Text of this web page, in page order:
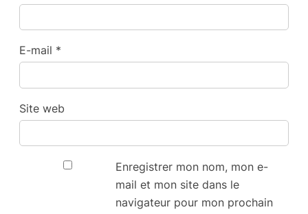
E-mail *
Site web
Enregistrer mon nom, mon e-
mail et mon site dans le
navigateur pour mon prochain